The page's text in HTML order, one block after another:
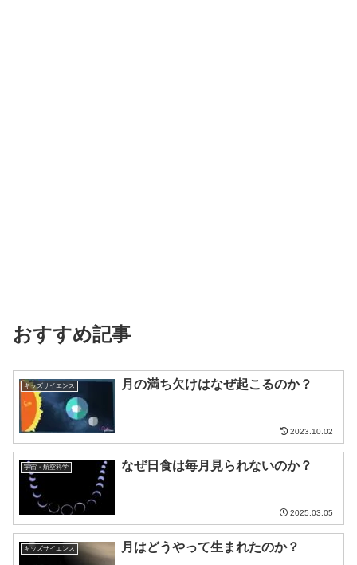
おすすめ記事
キッズサイエンス 月の満ち欠けはなぜ起こるのか？
2023.10.02
宇宙・航空科学 なぜ日食は毎月見られないのか？
2025.03.05
キッズサイエンス 月はどうやって生まれたのか？